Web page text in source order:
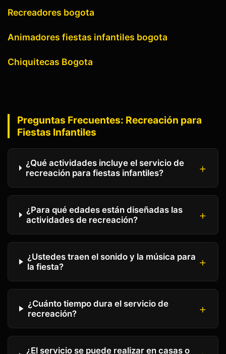
Recreadores bogota
Animadores fiestas infantiles bogota
Chiquitecas Bogota
Preguntas Frecuentes: Recreación para
Fiestas Infantiles
¿Qué actividades incluye el servicio de
recreación para fiestas infantiles?
¿Para qué edades están diseñadas las
actividades de recreación?
¿Ustedes traen el sonido y la música para
la fiesta?
¿Cuánto tiempo dura el servicio de
recreación?
¿El servicio se puede realizar en casas o